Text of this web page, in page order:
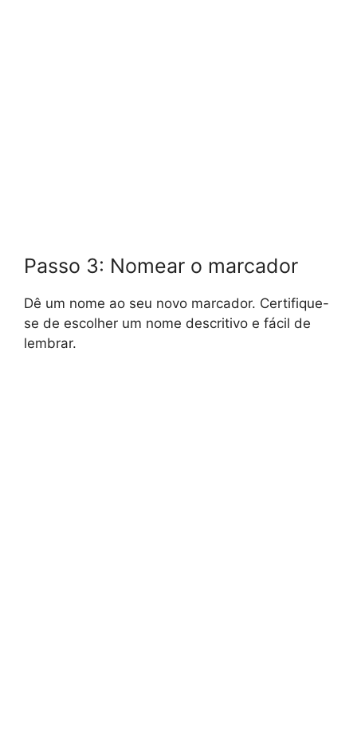
Passo 3: Nomear o marcador
Dê um nome ao seu novo marcador. Certifique-
se de escolher um nome descritivo e fácil de
lembrar.